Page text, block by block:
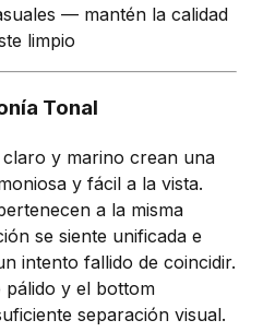
— mantén la calidad
limpio
Tonal
y marino crean una
y fácil a la vista.
a la misma
se siente unificada e
intento fallido de coincidir.
y el bottom
separación visual.